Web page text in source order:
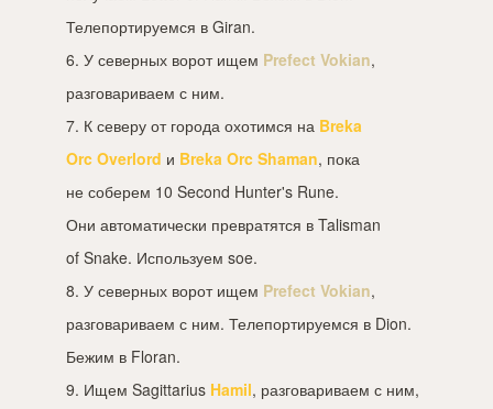
Телепортируемся в Giran.
6. У северных ворот ищем Prefect Vokian,
разговариваем с ним.
7. К северу от города охотимся на Breka
Orc Overlord и Breka Orc Shaman, пока
не соберем 10 Second Hunter's Rune.
Они автоматически превратятся в Talisman
of Snake. Используем soe.
8. У северных ворот ищем Prefect Vokian,
разговариваем с ним. Телепортируемся в Dion.
Бежим в Floran.
9. Ищем Sagittarius Hamil, разговариваем с ним,